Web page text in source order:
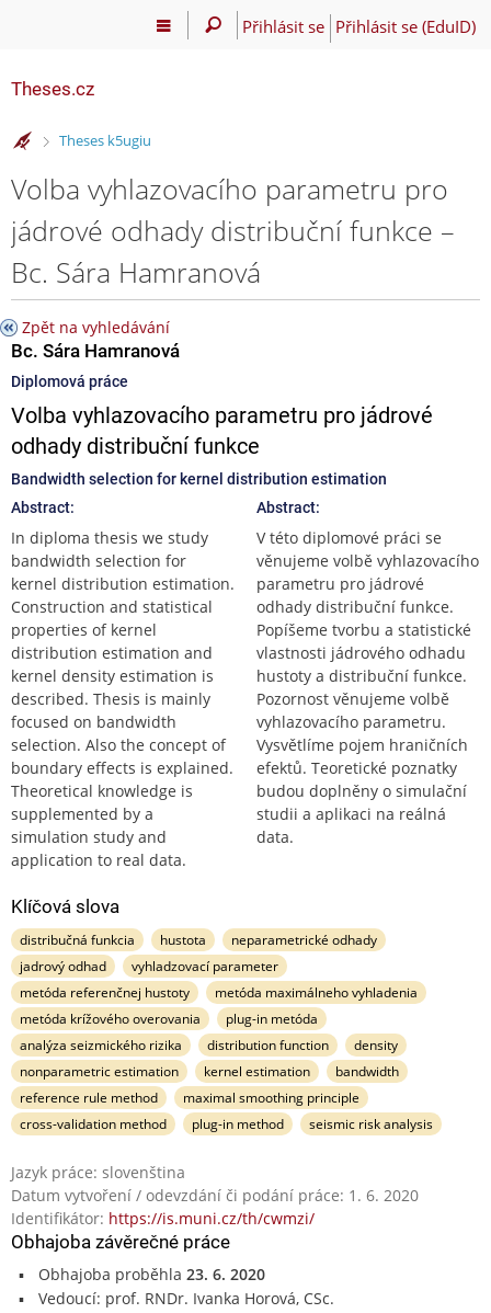
Přihlásit se Přihlásit se (EduID)
Theses.cz
>
Theses k5ugiu
Volba vyhlazovacího parametru pro
jádrové odhady distribuční funkce –
Bc. Sára Hamranová
Zpět na vyhledávání
Bc. Sára Hamranová
Diplomová práce
Volba vyhlazovacího parametru pro jádrové
odhady distribuční funkce
Bandwidth selection for kernel distribution estimation
Abstract:
In diploma thesis we study
bandwidth selection for
kernel distribution estimation.
Construction and statistical
properties of kernel
distribution estimation and
kernel density estimation is
described. Thesis is mainly
focused on bandwidth
selection. Also the concept of
boundary effects is explained.
Theoretical knowledge is
supplemented by a
simulation study and
application to real data.
Abstract:
V této diplomové práci se
věnujeme volbě vyhlazovacího
parametru pro jádrové
odhady distribuční funkce.
Popíšeme tvorbu a statistické
vlastnosti jádrového odhadu
hustoty a distribuční funkce.
Pozornost věnujeme volbě
vyhlazovacího parametru.
Vysvětlíme pojem hraničních
efektů. Teoretické poznatky
budou doplněny o simulační
studii a aplikaci na reálná
data.
Klíčová slova
distribučná funkcia hustota
neparametrické odhady
jadrový odhad
vyhladzovací parameter
metóda referenčnej hustoty
metóda maximálneho vyhladenia
metóda krížového overovania
plug-in metóda
analýza seizmického rizika
distribution function
density
nonparametric estimation
kernel estimation
bandwidth
reference rule method
maximal smoothing principle
cross-validation method
plug-in method seismic risk analysis
Jazyk práce: slovenština
Datum vytvoření / odevzdání či podání práce: 1. 6. 2020
Identifikátor: https://is.muni.cz/th/cwmzi/
Obhajoba závěrečné práce
Obhajoba proběhla 23. 6. 2020
Vedoucí: prof. RNDr. Ivanka Horová, CSc.